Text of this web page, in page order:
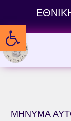
content
Ανοίξτε τη γραμμή
ΜΗΝΥΜΑ